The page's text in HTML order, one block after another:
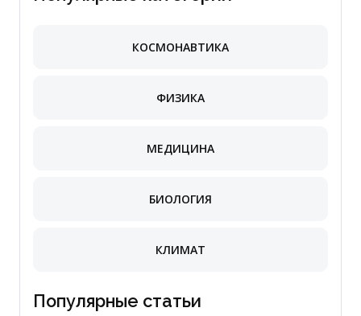
КОСМОНАВТИКА
ФИЗИКА
МЕДИЦИНА
БИОЛОГИЯ
КЛИМАТ
Популярные статьи